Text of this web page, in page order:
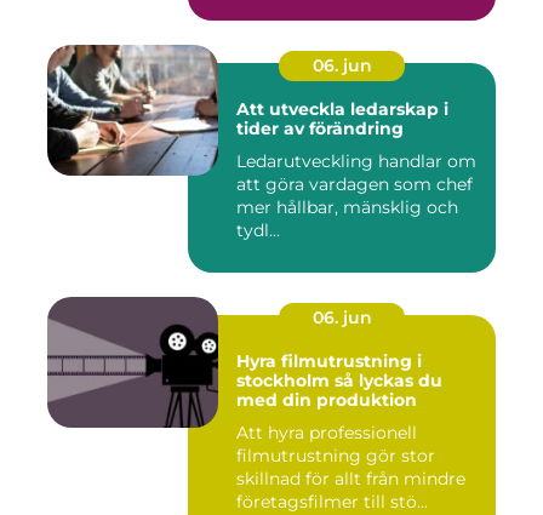
06. jun
Att utveckla ledarskap i
tider av förändring
Ledarutveckling handlar om
att göra vardagen som chef
mer hållbar, mänsklig och
tydl...
06. jun
Hyra filmutrustning i
stockholm så lyckas du
med din produktion
Att hyra professionell
filmutrustning gör stor
skillnad för allt från mindre
företagsfilmer till stö...